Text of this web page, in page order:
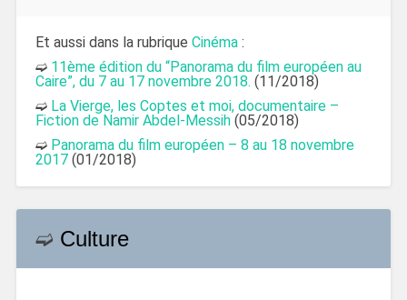
Et aussi dans la rubrique Cinéma:
➫ 11ème édition du “Panorama du film européen au
Caire”, du 7 au 17 novembre 2018. (11/2018)
➫ La Vierge, les Coptes et moi, documentaire –
Fiction de Namir Abdel-Messih(05/2018)
➫ Panorama du film européen – 8 au 18 novembre
2017(01/2018)
➫ Culture